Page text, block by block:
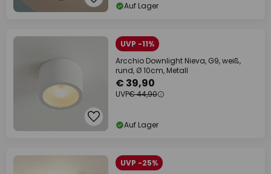
Auf Lager
UVP -11%
Arcchio Downlight Nieva, G9, weiß,
rund, Ø 10cm, Metall
€ 39,90
UVP€ 44,90
Auf Lager
UVP -25%